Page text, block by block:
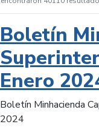
Boletín
Enero
Boletín Minhacienda
2024